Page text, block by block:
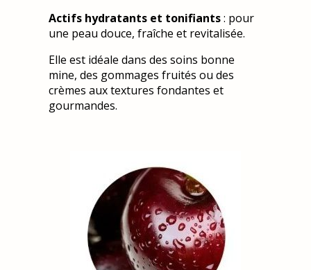
Actifs hydratants et tonifiants: pour
une peau douce, fraîche et revitalisée.
Elle est idéale dans des soins bonne
mine, des gommages fruités ou des
crèmes aux textures fondantes et
gourmandes.